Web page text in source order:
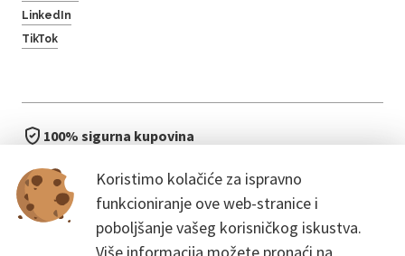
Koristimo kolačiće za ispravno
funkcioniranje ove web-stranice i
poboljšanje vašeg korisničkog iskustva.
LinkedIn
TikTok
100% sigurna kupovina
bez čekanja u redu